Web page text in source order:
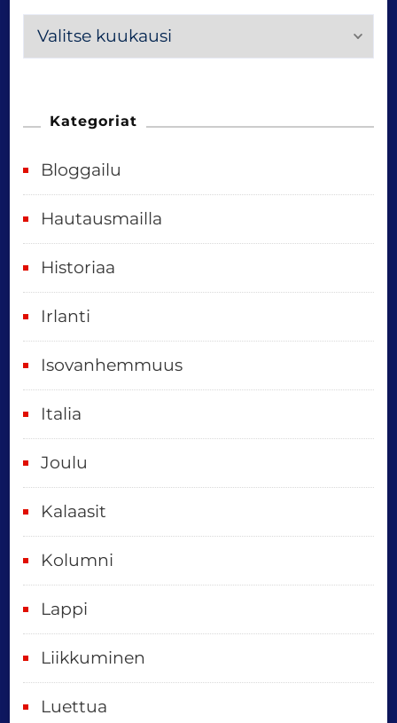
M
e
e
v
u
o
e
t
,
i
k
k
p
ä
Kategoriat
Bloggailu
Hautausmailla
Historiaa
Irlanti
Isovanhemmuus
Italia
Joulu
Kalaasit
Kolumni
Lappi
Liikkuminen
Luettua